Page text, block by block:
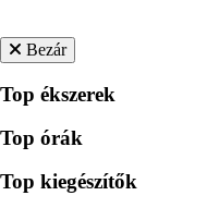
Bezár
Top ékszerek
Top órák
Top kiegészítők